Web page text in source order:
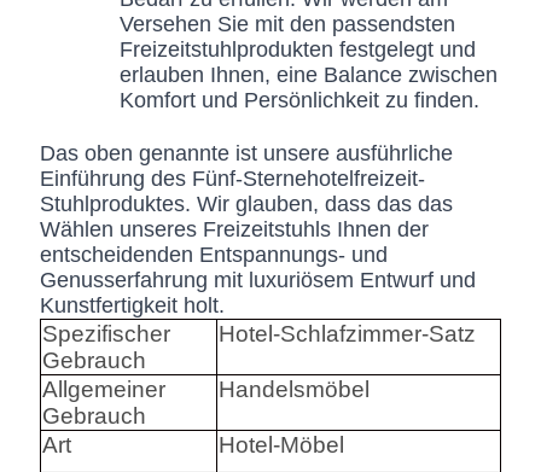
Versehen Sie mit den passendsten
Freizeitstuhlprodukten festgelegt und
erlauben Ihnen, eine Balance zwischen
Komfort und Persönlichkeit zu finden.
Das oben genannte ist unsere ausführliche
Einführung des Fünf-Sternehotelfreizeit-
Stuhlproduktes. Wir glauben, dass das das
Wählen unseres Freizeitstuhls Ihnen der
entscheidenden Entspannungs- und
Genusserfahrung mit luxuriösem Entwurf und
Kunstfertigkeit holt.
Spezifischer
Gebrauch
Hotel-Schlafzimmer-Satz
Allgemeiner
Gebrauch
Handelsmöbel
Art
Hotel-Möbel